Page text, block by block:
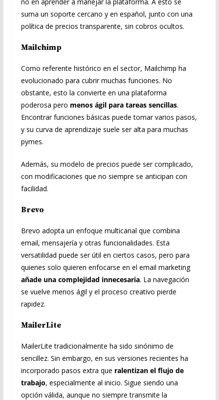
suma un soporte cercano y en español, junto con una
política de precios transparente, sin cobros ocultos.
Mailchimp
Como referente histórico en el sector, Mailchimp ha
evolucionado para cubrir muchas funciones. No
obstante, esto la convierte en una plataforma
poderosa pero menos ágil para tareas sencillas.
Encontrar funciones básicas puede tomar varios pasos,
y su curva de aprendizaje suele ser alta para muchas
pymes.
Además, su modelo de precios puede ser complicado,
con modificaciones que no siempre se anticipan con
facilidad.
Brevo
Brevo adopta un enfoque multicanal que combina
email, mensajería y otras funcionalidades. Esta
versatilidad puede ser útil en ciertos casos, pero para
quienes solo quieren enfocarse en el email marketing
añade una complejidad innecesaria. La navegación
se vuelve menos ágil y el proceso creativo pierde
rapidez.
MailerLite
MailerLite tradicionalmente ha sido sinónimo de
sencillez. Sin embargo, en sus versiones recientes ha
incorporado pasos extra que ralentizan el flujo de
trabajo, especialmente al inicio. Sigue siendo una
opción válida, aunque no siempre transmite la